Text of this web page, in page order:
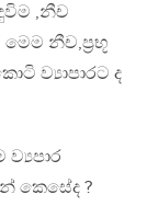
,නීච
මෙම නීච,ප්‍රභූ
ව්‍යාපාරට ද
කෙසේද ?